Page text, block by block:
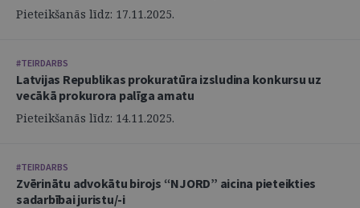
Pieteikšanās līdz: 17.11.2025.
#TEIRDARBS
Latvijas Republikas prokuratūra izsludina konkursu uz
vecākā prokurora palīga amatu
Pieteikšanās līdz: 14.11.2025.
#TEIRDARBS
Zvērinātu advokātu birojs “NJORD” aicina pieteikties
sadarbībai juristu/-i